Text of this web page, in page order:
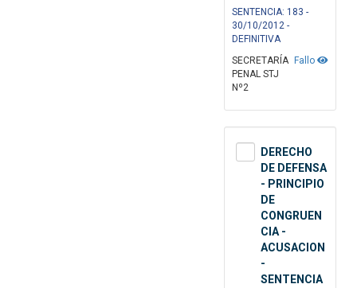
SENTENCIA: 183 -
30/10/2012 -
DEFINITIVA
Fallo
SECRETARÍA
PENAL STJ
Nº2
DERECHO
DE DEFENSA
- PRINCIPIO
DE
CONGRUEN
CIA -
ACUSACION
-
SENTENCIA